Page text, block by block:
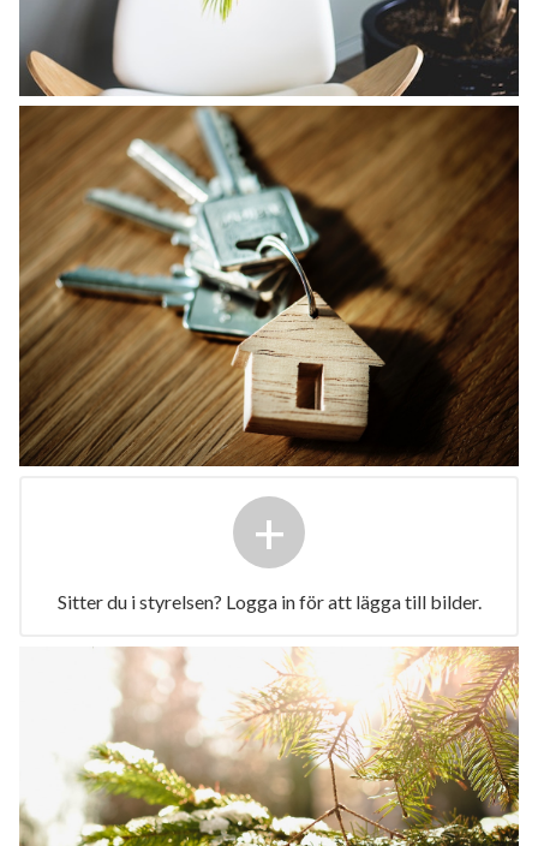
+
Sitter du i styrelsen? Logga in för att lägga till bilder.